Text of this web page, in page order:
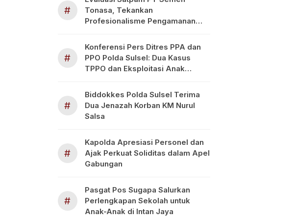
#
Tonasa, Tekankan
Profesionalisme Pengamanan
#
Konferensi Pers Ditres PPA dan
PPO Polda Sulsel: Dua Kasus
TPPO dan Eksploitasi Anak
#
Biddokkes Polda Sulsel Terima
Dua Jenazah Korban KM Nurul
Salsa
#
Kapolda Apresiasi Personel dan
Ajak Perkuat Soliditas dalam Apel
Gabungan
#
Pasgat Pos Sugapa Salurkan
Perlengkapan Sekolah untuk
Anak-Anak di Intan Jaya